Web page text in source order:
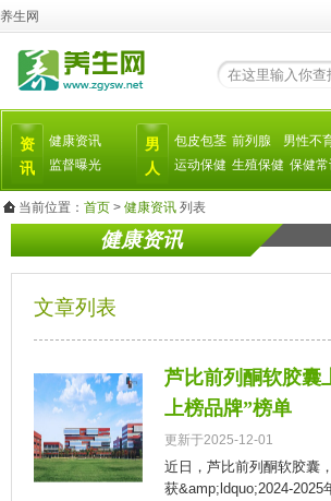
养生网
资
讯
健康资讯
监督曝光
男
人
包皮包茎 前列腺 男性不
运动保健 生殖保健 保健常
当前位置： 首页 > 健康资讯 列表
健康资讯
文章列表
芦比前列酮软胶囊
上榜品牌”榜单
更新于2025-12-01
近日，芦比前列酮软胶囊
获&amp;ldquo;2024-2025